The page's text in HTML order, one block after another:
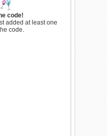
code!
added at least one
code.